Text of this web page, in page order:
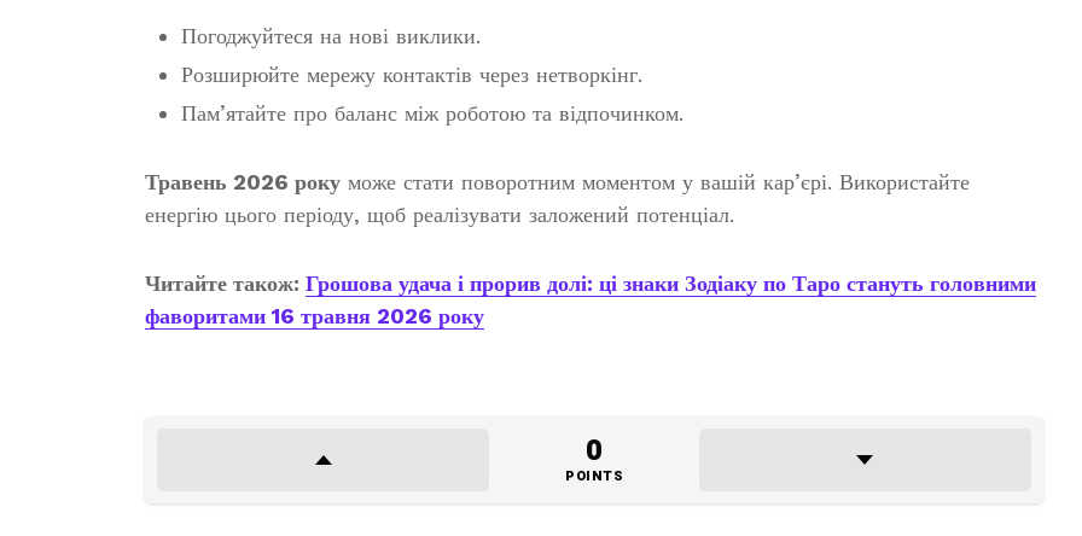
Погоджуйтеся на нові виклики.
Розширюйте мережу контактів через нетворкінг.
Пам’ятайте про баланс між роботою та відпочинком.
Травень 2026 року може стати поворотним моментом у вашій кар’єрі. Використайте
енергію цього періоду, щоб реалізувати заложений потенціал.
Читайте також: Грошова удача і прорив долі: ці знаки Зодіаку по Таро стануть головними
фаворитами 16 травня 2026 року
0
POINTS